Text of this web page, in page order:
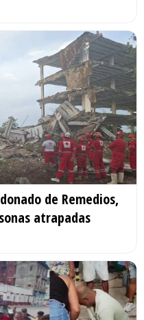
de Remedios,
atrapadas